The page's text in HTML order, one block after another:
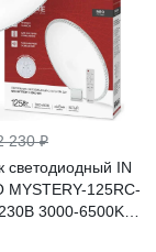
230 ₽
светодиодный IN
MYSTERY-125RC-
3000-6500K
с пультом